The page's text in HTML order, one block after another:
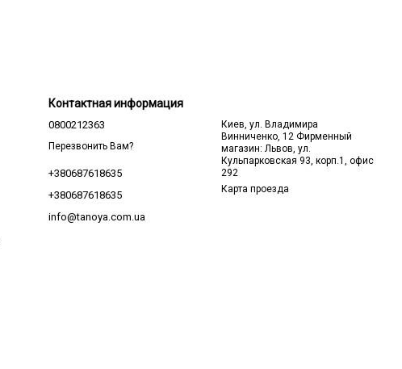
Контактная информация
0800212363
Перезвонить Вам?
+380687618635
+380687618635
info@tanoya.com.ua
Киев, ул. Владимира
Винниченко, 12 Фирменный
магазин: Львов, ул.
Кульпарковская 93, корп.1, офис
292
Карта проезда